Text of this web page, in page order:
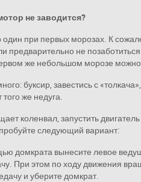
не заводится?
при первых морозах. К
предварительно не
же небольшом морозе можно
буксир, завестись с
же недуга.
коленвал, запустить
следующий вариант:
домкрата вынесите левое
При этом по ходу движения
и уберите домкрат.